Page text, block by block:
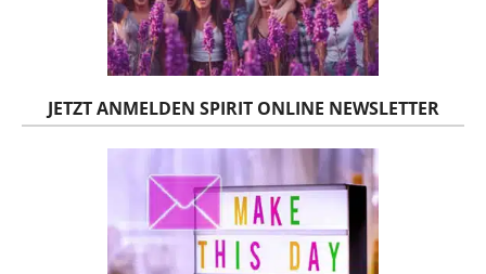
JETZT ANMELDEN SPIRIT ONLINE NEWSLETTER